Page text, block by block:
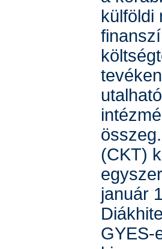
külföldi
(CKT)
január
GYES-